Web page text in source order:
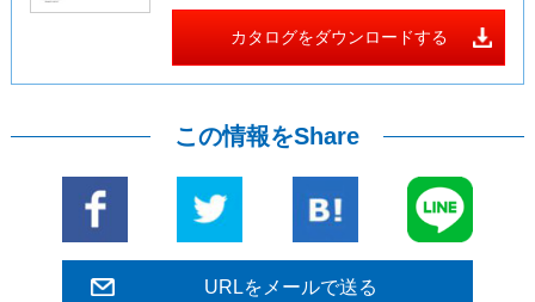
カタログをダウンロードする
この情報をShare
URLをメールで送る